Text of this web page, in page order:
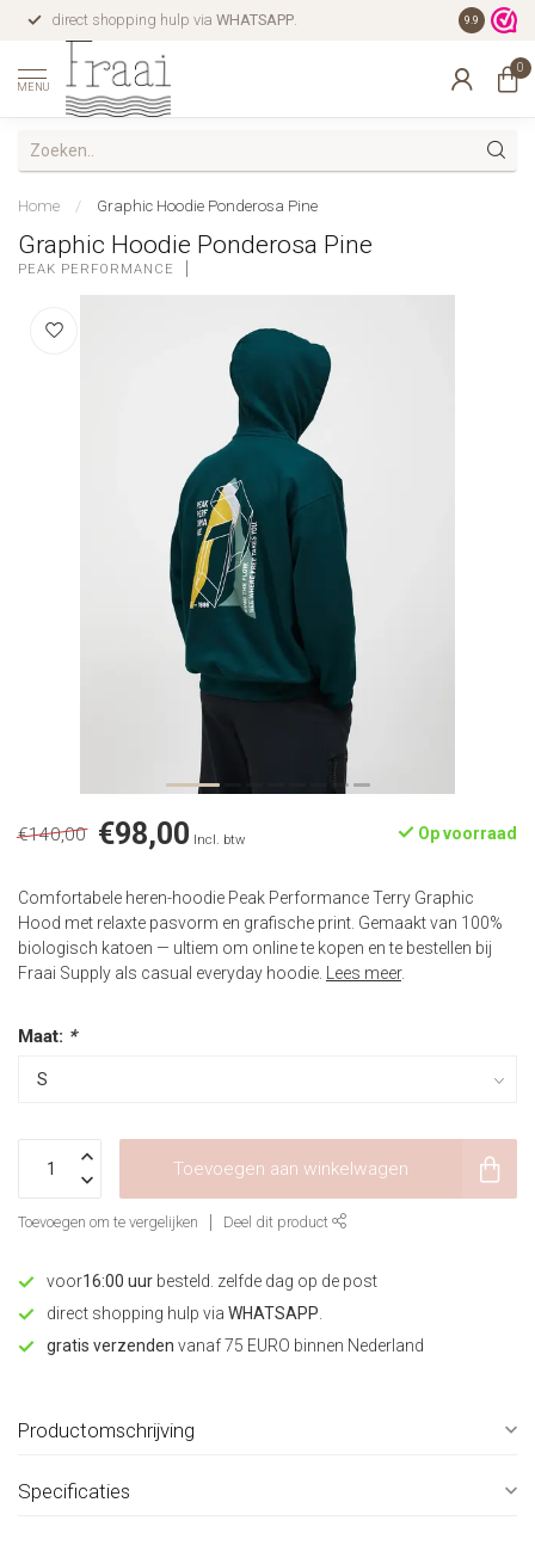
direct shopping hulp via WHATSAPP. gratis
9.9
MENU
0
Home / Graphic Hoodie Ponderosa Pine
Graphic Hoodie Ponderosa Pine
PEAK PERFORMANCE
€140,00 €98,00 Incl. btw Op voorraad
Comfortabele heren-hoodie Peak Performance Terry Graphic
Hood met relaxte pasvorm en grafische print. Gemaakt van 100%
biologisch katoen — ultiem om online te kopen en te bestellen bij
Fraai Supply als casual everyday hoodie.
Lees meer.
Maat: *
Toevoegen aan winkelwagen
Toevoegen om te vergelijken Deel dit product
voor16:00 uur besteld. zelfde dag op de post
direct shopping hulp via WHATSAPP
gratis verzenden vanaf 75 EURO binnen Nederland
Productomschrijving
Specificaties